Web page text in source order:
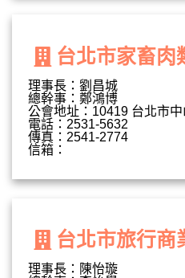
台北市家畜肉
理事長：劉昌城
總幹事：鄭鴻博
公會地址：10419 台北市
電話：2531-5632
傳真：2541-2774
信箱：
台北市旅行商
理事長：陳怡璇